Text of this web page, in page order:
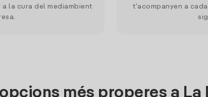
la cura del mediambient
t'acompanyen a
més properes a